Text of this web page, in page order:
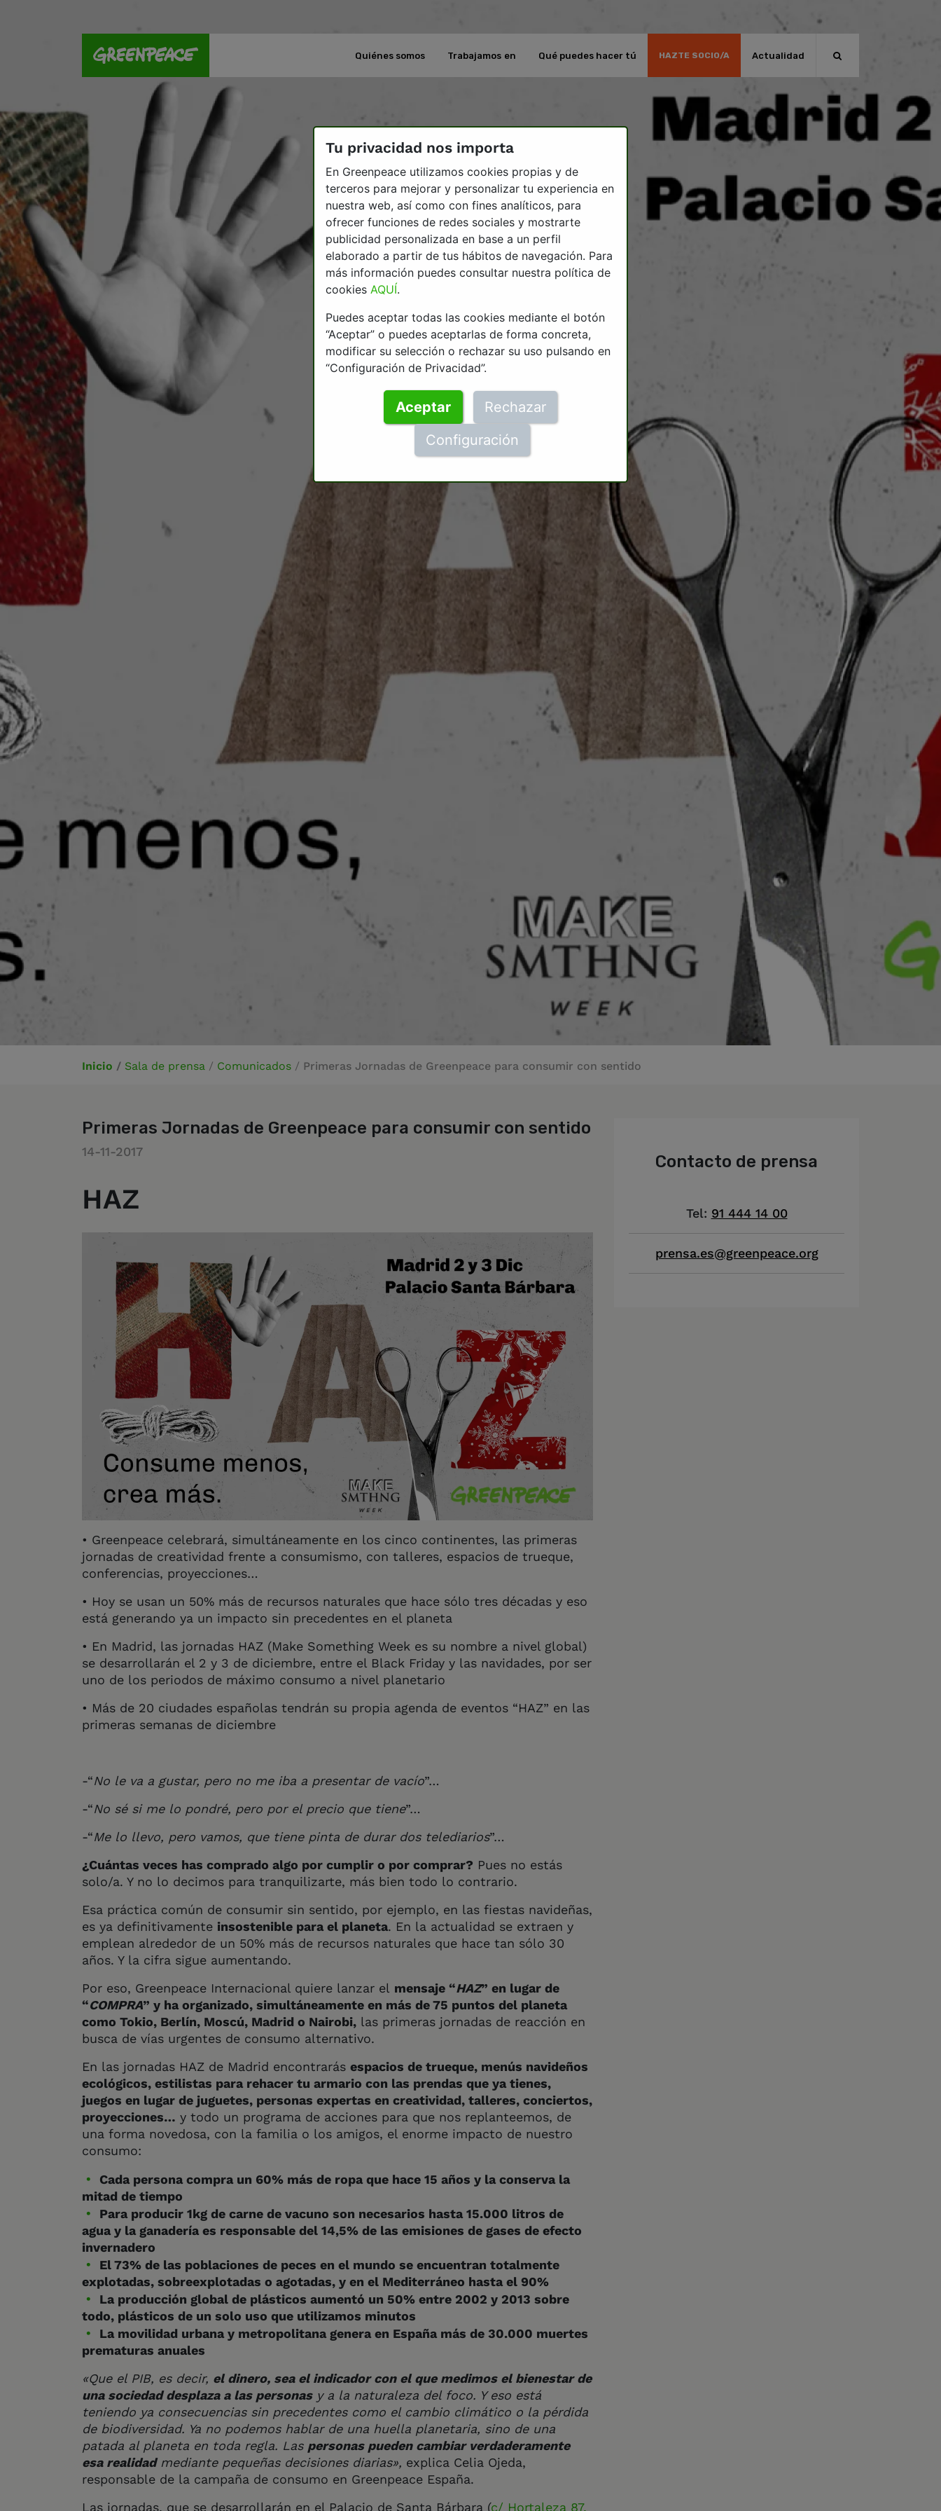
Quiénes somos Trabajamos en Qué puedes hacer tú HAZTE SOCIO/A Actualidad
Inicio / Sala de prensa / Comunicados / Primeras Jornadas de Greenpeace para consumir con sentido
Primeras Jornadas de Greenpeace para consumir con sentido
14-11-2017
HAZ
• Greenpeace celebrará, simultáneamente en los cinco continentes, las primeras
jornadas de creatividad frente a consumismo, con talleres, espacios de trueque,
conferencias, proyecciones…
• Hoy se usan un 50% más de recursos naturales que hace sólo tres décadas y eso
está generando ya un impacto sin precedentes en el planeta
• En Madrid, las jornadas HAZ (Make Something Week es su nombre a nivel global)
se desarrollarán el 2 y 3 de diciembre, entre el Black Friday y las navidades, por ser
uno de los periodos de máximo consumo a nivel planetario
• Más de 20 ciudades españolas tendrán su propia agenda de eventos “HAZ” en las
primeras semanas de diciembre
-“No le va a gustar, pero no me iba a presentar de vacío”…
-“No sé si me lo pondré, pero por el precio que tiene”…
-“Me lo llevo, pero vamos, que tiene pinta de durar dos telediarios”…
¿Cuántas veces has comprado algo por cumplir o por comprar? Pues no estás
solo/a. Y no lo decimos para tranquilizarte, más bien todo lo contrario.
Esa práctica común de consumir sin sentido, por ejemplo, en las fiestas navideñas,
es ya definitivamente insostenible para el planeta. En la actualidad se extraen y
emplean alrededor de un 50% más de recursos naturales que hace tan sólo 30
años. Y la cifra sigue aumentando.
Por eso, Greenpeace Internacional quiere lanzar el mensaje “HAZ” en lugar de
“COMPRA” y ha organizado, simultáneamente en más de 75 puntos del planeta
como Tokio, Berlín, Moscú, Madrid o Nairobi, las primeras jornadas de reacción en
busca de vías urgentes de consumo alternativo.
En las jornadas HAZ de Madrid encontrarás espacios de trueque, menús navideños
ecológicos, estilistas para rehacer tu armario con las prendas que ya tienes,
juegos en lugar de juguetes, personas expertas en creatividad, talleres, conciertos,
proyecciones… y todo un programa de acciones para que nos replanteemos, de
una forma novedosa, con la familia o los amigos, el enorme impacto de nuestro
consumo:
Cada persona compra un 60% más de ropa que hace 15 años y la conserva la
mitad de tiempo
Para producir 1kg de carne de vacuno son necesarios hasta 15.000 litros de
agua y la ganadería es responsable del 14,5% de las emisiones de gases de efecto
invernadero
El 73% de las poblaciones de peces en el mundo se encuentran totalmente
explotadas, sobreexplotadas o agotadas, y en el Mediterráneo hasta el 90%
La producción global de plásticos aumentó un 50% entre 2002 y 2013 sobre
todo, plásticos de un solo uso que utilizamos minutos
La movilidad urbana y metropolitana genera en España más de 30.000 muertes
prematuras anuales
«Que el PIB, es decir, el dinero, sea el indicador con el que medimos el bienestar de
una sociedad desplaza a las personasy a la naturaleza del foco. Y eso está
teniendo ya consecuencias sin precedentes como el cambio climático o la pérdida
de biodiversidad. Ya no podemos hablar de una huella planetaria, sino de una
patada al planeta en toda regla. Las personas pueden cambiar verdaderamente
esa realidadmediante pequeñas decisiones diarias», explica Celia Ojeda,
responsable de la campaña de consumo en Greenpeace España.
Las jornadas, que se desarrollarán en el Palacio de Santa Bárbara (c/ Hortaleza 87,
Contacto de prensa
Tel: 91 444 14 00
prensa.es@greenpeace.org
Tu privacidad nos importa
En Greenpeace utilizamos cookies propias y de
terceros para mejorar y personalizar tu experiencia en
nuestra web, así como con fines analíticos, para
ofrecer funciones de redes sociales y mostrarte
publicidad personalizada en base a un perfil
elaborado a partir de tus hábitos de navegación. Para
más información puedes consultar nuestra política de
cookies AQUÍ.
Puedes aceptar todas las cookies mediante el botón
“Aceptar” o puedes aceptarlas de forma concreta,
modificar su selección o rechazar su uso pulsando en
“Configuración de Privacidad”.
Aceptar
Rechazar
Configuración